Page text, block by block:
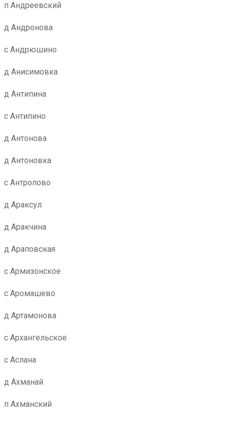
п Андреевский
д Андронова
с Андрюшино
д Анисимовка
д Антипина
с Антипино
д Антонова
д Антоновка
с Антропово
д Араксул
д Аракчина
д Араповская
с Армизонское
с Аромашево
д Артамонова
с Архангельское
с Аслана
д Ахманай
п Ахманский